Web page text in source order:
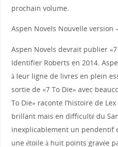
prochain volume.
Aspen Novels Nouvelle version
Aspen Novels devrait publier
Identifier Roberts en 2014.
à leur ligne de livres en plein
sortie de «7 To Die» avec
To Die» raconte l’histoire de
brillant mais en difficulté du
inexplicablement un pendentif
une étoile à huit points gravée